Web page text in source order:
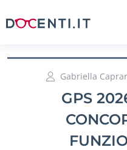
Gabriella
GPS